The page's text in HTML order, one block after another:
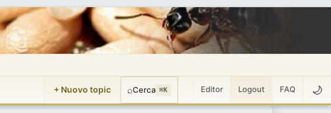
+ Nuovo topic ⌕Cerca ⌘K Editor Logout FAQ 🌙